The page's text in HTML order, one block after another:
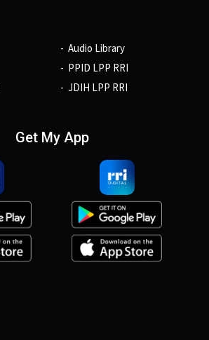
Audio Library
PPID LPP RRI
JDIH LPP RRI
Get My App